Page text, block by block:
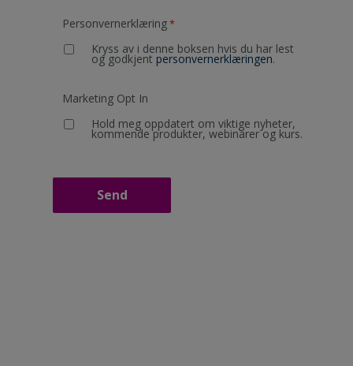
Personvernerklæring
Kryss av i denne boksen hvis du har lest
og godkjent personvernerklæringen.
Marketing Opt In
Hold meg oppdatert om viktige nyheter,
kommende produkter, webinarer og kurs.